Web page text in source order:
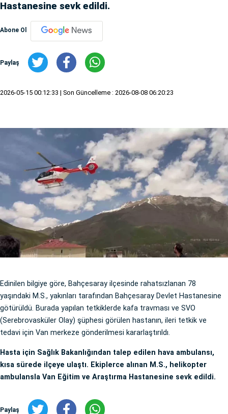
Hastanesine sevk edildi.
Abone Ol
Paylaş
2026-05-15 00:12:33 | Son Güncelleme : 2026-08-08 06:20:23
Edinilen bilgiye göre, Bahçesaray ilçesinde rahatsızlanan 78
yaşındaki M.S., yakınları tarafından Bahçesaray Devlet Hastanesine
götürüldü. Burada yapılan tetkiklerde kafa travması ve SVO
(Serebrovasküler Olay) şüphesi görülen hastanın, ileri tetkik ve
tedavi için Van merkeze gönderilmesi kararlaştırıldı.
Hasta için Sağlık Bakanlığından talep edilen hava ambulansı,
kısa sürede ilçeye ulaştı. Ekiplerce alınan M.S., helikopter
ambulansla Van Eğitim ve Araştırma Hastanesine sevk edildi.
Paylaş